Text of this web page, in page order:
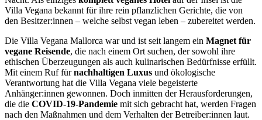
Villa Vegana bekannt für ihre rein pflanzlichen Gerichte, die von
den Besitzer:innen – welche selbst vegan leben – zubereitet werden.
Die Villa Vegana Mallorca war und ist seit langem ein Magnet für
vegane Reisende, die nach einem Ort suchen, der sowohl ihre
ethischen Überzeugungen als auch kulinarischen Bedürfnisse erfüllt.
Mit einem Ruf fürnachhaltigen Luxus und ökologische
Verantwortung hat die Villa Vegana viele begeisterte
Anhänger:innen gewonnen. Doch inmitten der Herausforderungen,
die die COVID-19-Pandemie mit sich gebracht hat, werden Fragen
nach den Maßnahmen und dem Verhalten der Betreiber:innen laut.